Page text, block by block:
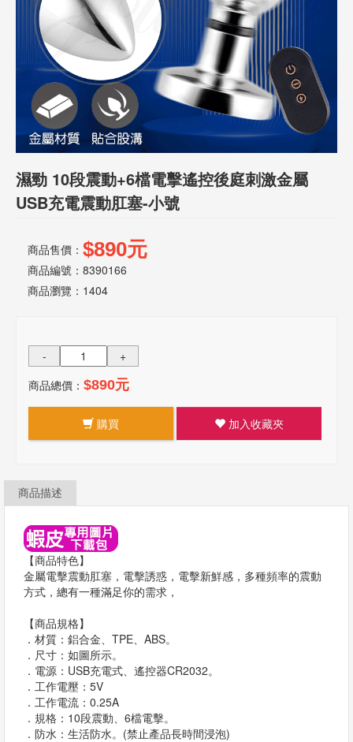
濕勁 10段震動+6檔電擊遙控後庭刺激金屬
USB充電震動肛塞-小號
商品售價： $890元
商品編號：8390166
商品瀏覽： 1404
-
+
商品總價： $890元
購買 加入收藏夾
商品描述
【商品特色】
金屬電擊震動肛塞，電擊誘惑，電擊新鮮感，多種頻率的震動
方式，總有一種滿足你的需求，
【商品規格】
．材質：鋁合金、TPE、ABS。
．尺寸：如圖所示。
．電源：USB充電式、遙控器CR2032。
．工作電壓：5V
．工作電流：0.25A
．規格：10段震動、6檔電擊。
．防水：生活防水。(禁止產品長時間浸泡)